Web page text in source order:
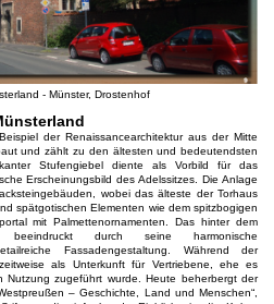
- Münster, Drostenhof
der Renaissancearchitektur aus der Mitte
und zählt zu den ältesten und bedeutendsten
Stufengiebel diente als Vorbild für das
Erscheinungsbild des Adelssitzes. Die Anlage
wobei das älteste der Torhaus
spätgotischen Elementen wie dem spitzbogigen
mit Palmettenornamenten. Das hinter dem
beeindruckt durch seine harmonische
Fassadengestaltung. Während der
als Unterkunft für Vertriebene, ehe es
Nutzung zugeführt wurde. Heute beherbergt der
– Geschichte, Land und Menschen“,